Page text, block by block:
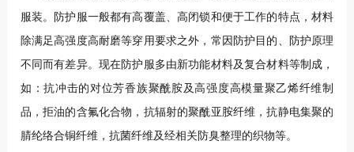
服装。防护服一般都有高覆盖、高闭锁和便于工作的特点，材料
除满足高强度高耐磨等穿用要求之外，常因防护目的、防护原理
不同而有差异。现在防护服多由新功能材料及复合材料等制成，
如：抗冲击的对位芳香族聚酰胺及高强度高模量聚乙烯纤维制
品，拒油的含氟化合物，抗辐射的聚酰亚胺纤维，抗静电集聚的
腈纶络合铜纤维，抗菌纤维及经相关防臭整理的织物等。